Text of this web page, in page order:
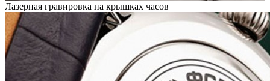
Лазерная гравировка на крышках часов